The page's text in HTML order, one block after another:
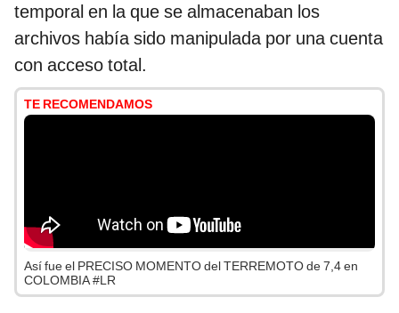
temporal en la que se almacenaban los
archivos había sido manipulada por una cuenta
con acceso total.
TE RECOMENDAMOS
Así fue el PRECISO MOMENTO del TERREMOTO de 7,4 en
COLOMBIA #LR